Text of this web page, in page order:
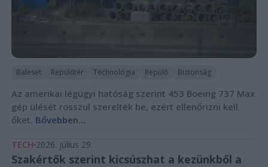
Baleset Repülőtér Technológia Repülő Biztonság
Az amerikai légügyi hatóság szerint 453 Boeing 737 Max
gép ülését rosszul szerelték be, ezért ellenőrizni kell
őket. Bővebben...
TECH 2026. július 29.
Szakértők szerint kicsúszhat a kezünkből a